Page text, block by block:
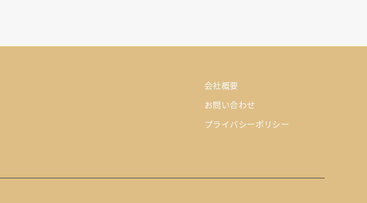
会社概要
お問い合わせ
プライバシーポリシー